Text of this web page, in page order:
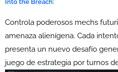
Into the Breach:
Controla poderosos mechs
amenaza alienígena. Cada
presenta un nuevo desafío
juego de estrategia por turnos